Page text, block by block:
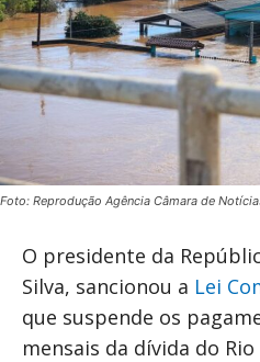
Foto: Reprodução Agência Câmara de
O presidente da
Silva, sancionou a Lei
que suspende os
mensais da dívida do